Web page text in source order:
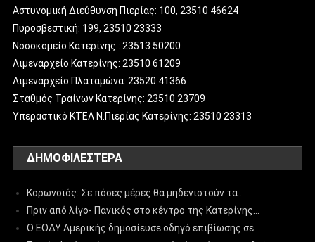
Αστυνομική Διεύθυνση Πιερίας: 100, 23510 46624
Πυροσβεστική: 199, 23510 23333
Νοσοκομείο Κατερίνης : 23513 50200
Λιμεναρχείο Κατερίνης: 23510 61209
Λιμεναρχείο Πλαταμώνα: 23520 41366
Σταθμός Τραίνων Κατερίνης: 23510 23709
Υπεραστικό ΚΤΕΛ Ν.Πιερίας Κατερίνης: 23510 23313
ΔΗΜΟΦΙΛΈΣΤΕΡΑ
Κορωνοϊός: Σε πόσες μέρες θα μηδενιστούν τα…
Πριν από λίγο- Πανικός στο κέντρο της Κατερίνης…
Ο ΕΟΔΥ Αμερικής δημοσίευσε οδηγό επιβίωσης σε…